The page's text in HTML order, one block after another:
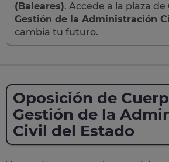
(Baleares). Accede a la plaza de
Gestión de la Administración
cambia tu futuro.
Oposición de
Gestión de la
Civil del Estado